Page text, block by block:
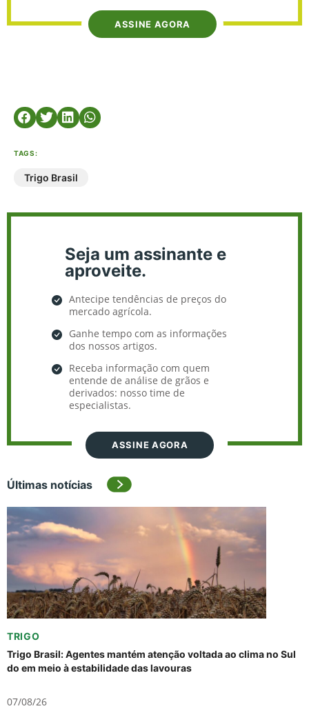
ASSINE AGORA
TAGS:
Trigo Brasil
Seja um assinante e
aproveite.
Antecipe tendências de preços do
mercado agrícola.
Ganhe tempo com as informações
dos nossos artigos.
Receba informação com quem
entende de análise de grãos e
derivados: nosso time de
especialistas.
ASSINE AGORA
Últimas notícias
TRIGO
Trigo Brasil: Agentes mantém atenção voltada ao clima no Sul
do em meio à estabilidade das lavouras
07/08/26